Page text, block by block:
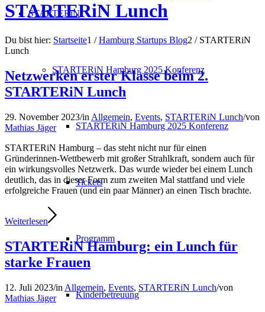
STARTERiN
STARTERiN Hamburg 2025 Konferenz
STARTERiN Hamburg 2025 Konferenz
Tickets
Programm
Kinderbetreuung
STARTERiN Lunch
Du bist hier: Startseite1 / Hamburg Startups Blog2 / STARTERiN
Lunch
Netzwerken erster Klasse beim 2.
STARTERiN Lunch
29. November 2023/in Allgemein, Events, STARTERiN Lunch/von
Mathias Jäger
STARTERiN Hamburg – das steht nicht nur für einen
Gründerinnen-Wettbewerb mit großer Strahlkraft, sondern auch für
ein wirkungsvolles Netzwerk. Das wurde wieder bei einem Lunch
deutlich, das in dieser Form zum zweiten Mal stattfand und viele
erfolgreiche Frauen (und ein paar Männer) an einen Tisch brachte.
Weiterlesen
STARTERiN Hamburg: ein Lunch für
starke Frauen
12. Juli 2023/in Allgemein, Events, STARTERiN Lunch/von
Mathias Jäger